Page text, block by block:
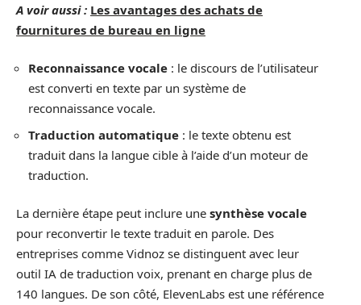
A voir aussi : Les avantages des achats de
fournitures de bureau en ligne
Reconnaissance vocale : le discours de l’utilisateur
est converti en texte par un système de
reconnaissance vocale.
Traduction automatique : le texte obtenu est
traduit dans la langue cible à l’aide d’un moteur de
traduction.
La dernière étape peut inclure une synthèse vocale
pour reconvertir le texte traduit en parole. Des
entreprises comme Vidnoz se distinguent avec leur
outil IA de traduction voix, prenant en charge plus de
140 langues. De son côté, ElevenLabs est une référence